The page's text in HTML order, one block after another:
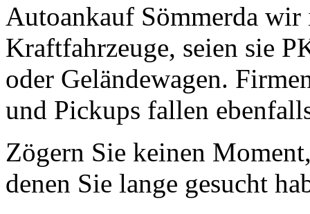
Autoankauf Sömmerda
Kraftfahrzeuge, seien sie
oder Geländewagen.
und Pickups fallen
Zögern Sie keinen
denen Sie lange gesucht